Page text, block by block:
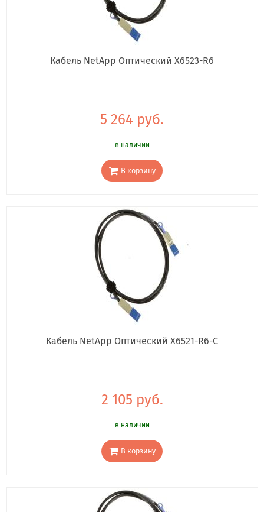
Кабель NetApp Оптический X6523-R6
5 264 руб.
в наличии
В корзину
Кабель NetApp Оптический X6521-R6-C
2 105 руб.
в наличии
В корзину